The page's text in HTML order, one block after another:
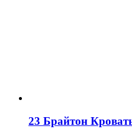
23 Брайтон